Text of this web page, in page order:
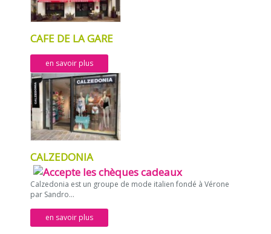
CAFE DE LA GARE
en savoir plus
CALZEDONIA
Calzedonia est un groupe de mode italien fondé à Vérone
par Sandro...
en savoir plus